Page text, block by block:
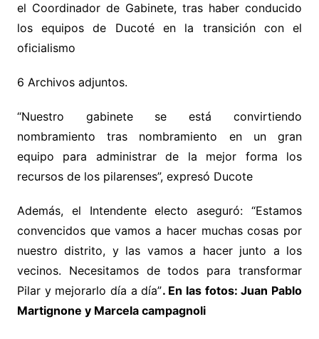
el Coordinador de Gabinete, tras haber conducido
los equipos de Ducoté en la transición con el
oficialismo
6 Archivos adjuntos.
“Nuestro gabinete se está convirtiendo
nombramiento tras nombramiento en un gran
equipo para administrar de la mejor forma los
recursos de los pilarenses”, expresó Ducote
Además, el Intendente electo aseguró: “Estamos
convencidos que vamos a hacer muchas cosas por
nuestro distrito, y las vamos a hacer junto a los
vecinos. Necesitamos de todos para transformar
Pilar y mejorarlo día a día”. En las fotos: Juan Pablo
Martignone y Marcela campagnoli